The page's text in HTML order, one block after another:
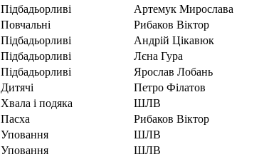
Підбадьорливі Артемук Мирослава
Повчальні Рибаков Віктор
Підбадьорливі Андрій Цікавюк
Підбадьорливі Лєна Гура
Підбадьорливі Ярослав Лобань
Дитячі Петро Філатов
Хвала і подяка ШЛВ
Пасха Рибаков Віктор
Уповання ШЛВ
Уповання ШЛВ